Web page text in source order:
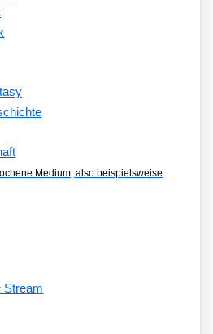
Medium, also beispielsweise
Stream